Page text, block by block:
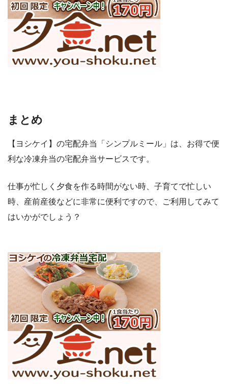
まとめ
【ヨシケイ】の宅配弁当「シンプルミール」は、お得で便
利な冷凍弁当の宅配弁当サービスです。
仕事が忙しく夕食を作る時間がない時、子育てで忙しい
時、産前産後などに非常に便利ですので、ご利用してみて
はいかがでしょう？